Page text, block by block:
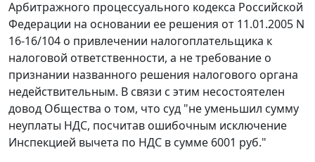
Арбитражного процессуального кодекса Российской
Федерации на основании ее решения от 11.01.2005 N
16-16/104 о привлечении налогоплательщика к
налоговой ответственности, а не требование о
признании названного решения налогового органа
недействительным. В связи с этим несостоятелен
довод Общества о том, что суд "не уменьшил сумму
неуплаты НДС, посчитав ошибочным исключение
Инспекцией вычета по НДС в сумме 6001 руб."